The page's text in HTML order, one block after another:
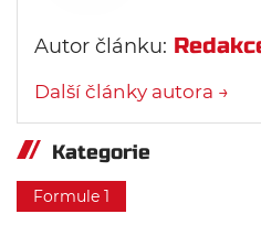
Autor článku:
Další články autora →
Kategorie
Formule 1